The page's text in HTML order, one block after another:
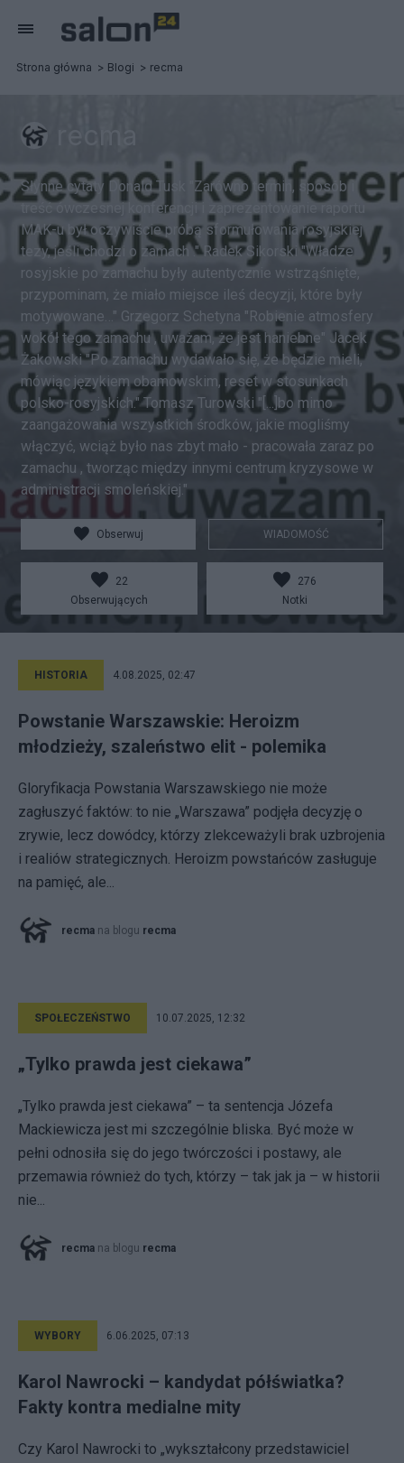
Strona główna Blogi recma
Słynne cytaty Donald Tusk "Zarówno termin, sposób i
treść ówczesnej konferencji i zaprezentowanie raportu
MAK-u był oczywiście próbą sformułowania rosyjskiej
tezy, jeśli chodzi o zamach ." Radek Sikorski "Władze
rosyjskie po zamachu były autentycznie wstrząśnięte,
przypominam, że miało miejsce ileś decyzji, które były
motywowane…" Grzegorz Schetyna "Robienie atmosfery
wokół tego zamachu , uważam, że jest haniebne" Jacek
Żakowski "Po zamachu wydawało się, że będzie mieli,
mówiąc językiem obamowskim, reset w stosunkach
polsko-rosyjskich." Tomasz Turowski "[...]bo mimo
zaangażowania wszystkich środków, jakie mogliśmy
włączyć, wciąż było nas zbyt mało - pracowała zaraz po
zamachu , tworząc między innymi centrum kryzysowe w
administracji smoleńskiej."
Obserwuj WIADOMOŚĆ
22
Obserwujących
276
Notki
HISTORIA 4.08.2025, 02:47
Powstanie Warszawskie: Heroizm
młodzieży, szaleństwo elit - polemika
Gloryfikacja Powstania Warszawskiego nie może
zagłuszyć faktów: to nie „Warszawa” podjęła decyzję o
zrywie, lecz dowódcy, którzy zlekceważyli brak uzbrojenia
i realiów strategicznych. Heroizm powstańców zasługuje
na pamięć, ale...
recma na blogu recma
SPOŁECZEŃSTWO 10.07.2025, 12:32
„Tylko prawda jest ciekawa”
„Tylko prawda jest ciekawa” – ta sentencja Józefa
Mackiewicza jest mi szczególnie bliska. Być może w
pełni odnosiła się do jego twórczości i postawy, ale
przemawia również do tych, którzy – tak jak ja – w historii
nie...
recma na blogu recma
WYBORY 6.06.2025, 07:13
Karol Nawrocki – kandydat półświatka?
Fakty kontra medialne mity
Czy Karol Nawrocki to „wykształcony przedstawiciel